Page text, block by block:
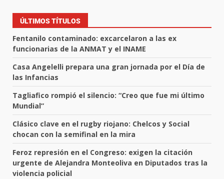
ÚLTIMOS TÍTULOS
Fentanilo contaminado: excarcelaron a las ex
funcionarias de la ANMAT y el INAME
Casa Angelelli prepara una gran jornada por el Día de
las Infancias
Tagliafico rompió el silencio: “Creo que fue mi último
Mundial”
Clásico clave en el rugby riojano: Chelcos y Social
chocan con la semifinal en la mira
Feroz represión en el Congreso: exigen la citación
urgente de Alejandra Monteoliva en Diputados tras la
violencia policial